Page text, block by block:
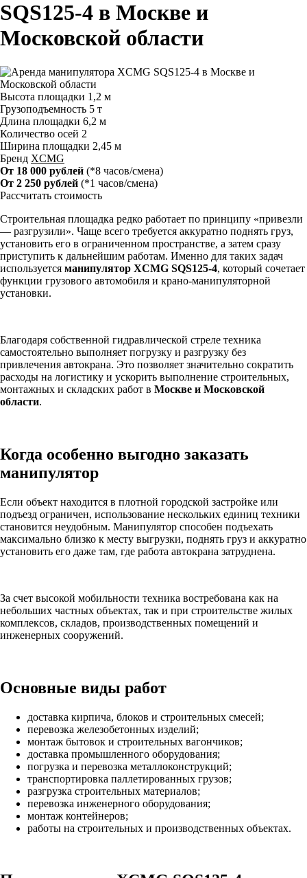
SQS125-4 в Москве и
Московской области
Высота площадки 1,2 м
Грузоподъемность 5 т
Длина площадки 6,2 м
Количество осей 2
Ширина площадки 2,45 м
Бренд XCMG
От 18 000 рублей (*8 часов/смена)
От 2 250 рублей (*1 часов/смена)
Рассчитать стоимость
Строительная площадка редко работает по принципу «привезли
— разгрузили». Чаще всего требуется аккуратно поднять груз,
установить его в ограниченном пространстве, а затем сразу
приступить к дальнейшим работам. Именно для таких задач
используется манипулятор XCMG SQS125-4, который сочетает
функции грузового автомобиля и крано-манипуляторной
установки.
Благодаря собственной гидравлической стреле техника
самостоятельно выполняет погрузку и разгрузку без
привлечения автокрана. Это позволяет значительно сократить
расходы на логистику и ускорить выполнение строительных,
монтажных и складских работ в Москве и Московской
области.
Когда особенно выгодно заказать
манипулятор
Если объект находится в плотной городской застройке или
подъезд ограничен, использование нескольких единиц техники
становится неудобным. Манипулятор способен подъехать
максимально близко к месту выгрузки, поднять груз и аккуратно
установить его даже там, где работа автокрана затруднена.
За счет высокой мобильности техника востребована как на
небольших частных объектах, так и при строительстве жилых
комплексов, складов, производственных помещений и
инженерных сооружений.
Основные виды работ
доставка кирпича, блоков и строительных смесей;
перевозка железобетонных изделий;
монтаж бытовок и строительных вагончиков;
доставка промышленного оборудования;
погрузка и перевозка металлоконструкций;
транспортировка паллетированных грузов;
разгрузка строительных материалов;
перевозка инженерного оборудования;
монтаж контейнеров;
работы на строительных и производственных объектах.